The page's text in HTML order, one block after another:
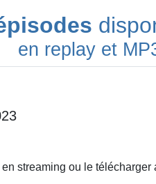
en replay et
streaming ou le